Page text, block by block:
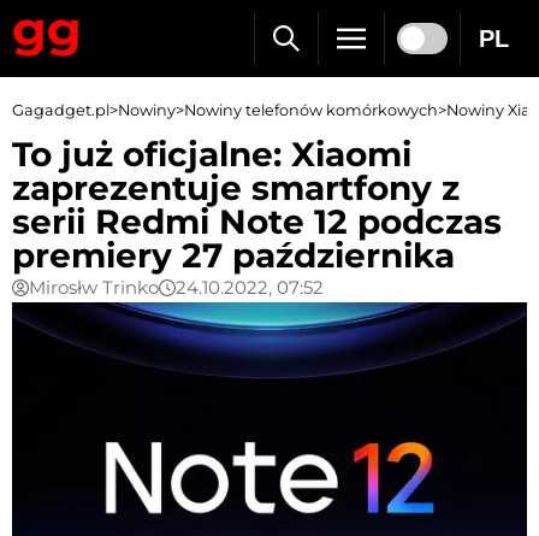
PL
Gagadget.pl>Nowiny>Nowiny telefonów komórkowych>Nowiny
To już oficjalne: Xiaomi
zaprezentuje smartfony z
serii Redmi Note 12 podczas
premiery 27 października
Mirosłw Trinko 24.10.2022, 07:52